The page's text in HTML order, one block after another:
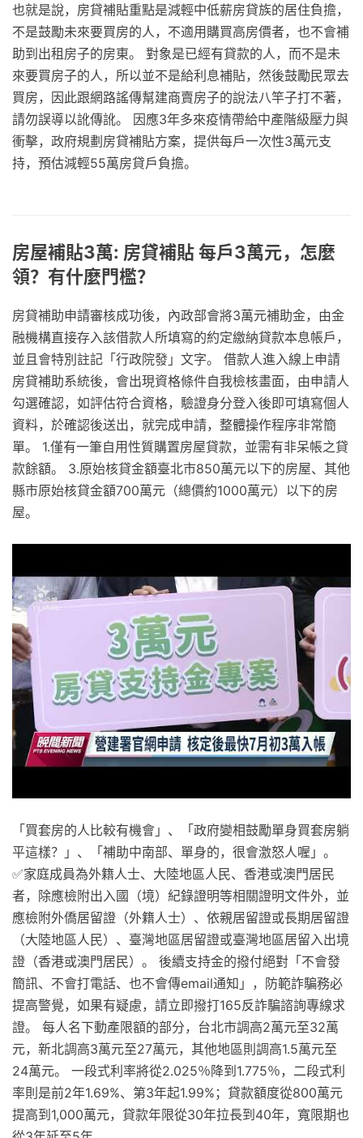
也就是說，房貸補貼重點是減輕中低薪房貸族的居住負擔，
不是鼓勵未來要買房的人，不適用購買高房價者，也不會補
助到出租房子的房東。 對象是已經有貸款的人，而不是未
來要買房子的人，所以並不是給利息補貼，然後鼓勵民眾去
買房，因此跟網路謠傳幫建商賣房子的說法八竿子打不著，
請勿誤導以訛傳訛。 因應3年多來疫情帶給中產階級壓力與
衝擊，政府規劃房貸補貼方案，提供每戶一次性3萬元支
持，預估減輕55萬房貸戶負擔。
房屋補貼3萬: 房貸補貼 每戶3萬元，怎麼
領？有什麼門檻？
房貸補助申請審核成功後，內政部會將3萬元補助金，由金
融機構直接存入該借款人所填寫的約定繳納貸款本息帳戶，
並且會特別註記「行政院發」文字。 借款人進入線上申請
房貸補助系統後，會出現資格條件自我檢核畫面，由申請人
勾選確認，如評估符合資格，驗證身分登入後即可填寫個人
資料，於確認後送出，就完成申請，整體操作程序非常簡
單。 1.僅有一筆自用性質購置房屋貸款，並需有非呆帳之貸
款餘額。 3.原始核貸金額臺北市850萬元以下的房屋、其他
縣市原始核貸金額700萬元（總價約1000萬元）以下的房
屋。
「買套房的人比較有機會」、「政府變相鼓勵單身買套房躺
平這樣？」、「補助中南部、單身的，很會激怒人喔」。
✅家庭成員為外籍人士、大陸地區人民、香港或澳門居民
者，除應檢附出入國（境）紀錄證明等相關證明文件外，並
應檢附外僑居留證（外籍人士）、依親居留證或長期居留證
（大陸地區人民）、臺灣地區居留證或臺灣地區居留入出境
證（香港或澳門居民）。 後續支持金的撥付絕對「不會發
簡訊、不會打電話、也不會傳email通知」，防範詐騙務必
提高警覺，如果有疑慮，請立即撥打165反詐騙諮詢專線求
證。 每人名下動產限額的部分，台北市調高2萬元至32萬
元，新北調高3萬元至27萬元，其他地區則調高1.5萬元至
24萬元。 一段式利率將從2.025％降到1.775％，二段式利
率則是前2年1.69%、第3年起1.99%；貸款額度從800萬元
提高到1,000萬元，貸款年限從30年拉長到40年，寬限期也